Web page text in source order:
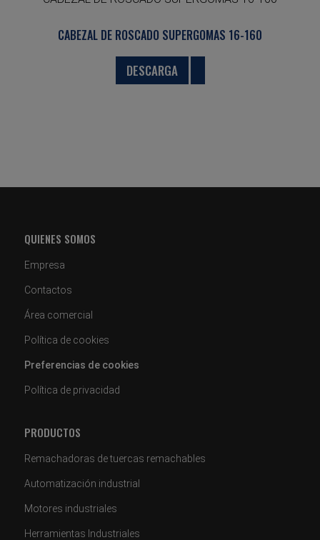
CABEZAL DE ROSCADO SUPERGOMAS 16-160
DESCARGA
QUIENES SOMOS
Empresa
Contactos
Área comercial
Política de cookies
Preferencias de cookies
Política de privacidad
PRODUCTOS
Remachadoras de tuercas remachables
Automatización industrial
Motores industriales
Herramientas Industriales